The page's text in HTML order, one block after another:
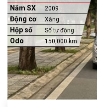
Năm SX 2009
Động cơ Xăng
Hộp số Số tự động
Odo 150,000 km